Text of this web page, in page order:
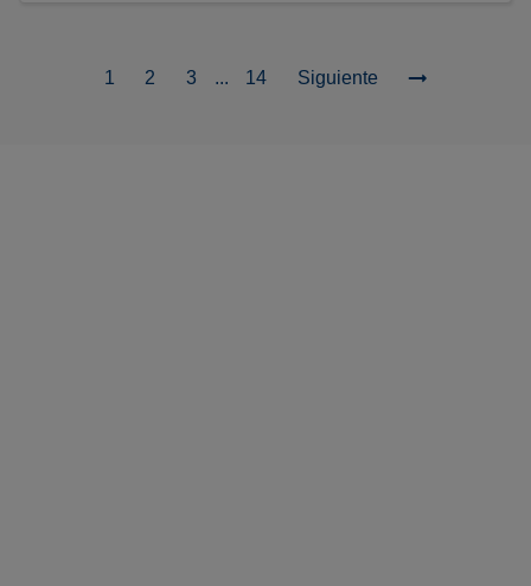
1 2 3 ... 14 Siguiente